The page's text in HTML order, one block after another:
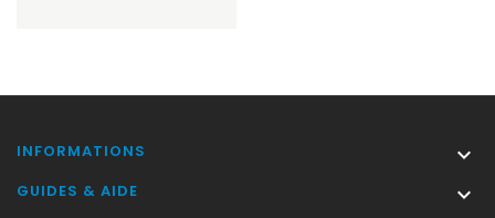
INFORMATIONS 
GUIDES & AIDE 